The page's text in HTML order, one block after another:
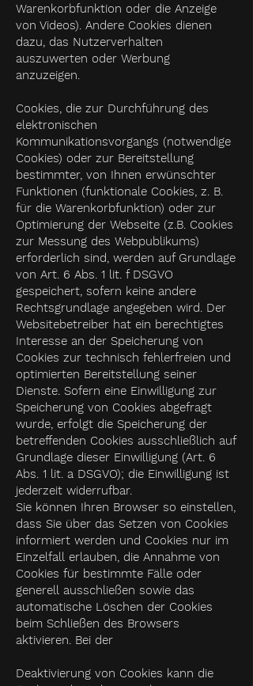
Warenkorbfunktion oder die Anzeige
von Videos). Andere Cookies dienen
dazu, das Nutzerverhalten
auszuwerten oder Werbung
anzuzeigen.
Cookies, die zur Durchführung des
elektronischen
Kommunikationsvorgangs (notwendige
Cookies) oder zur Bereitstellung
bestimmter, von Ihnen erwünschter
Funktionen (funktionale Cookies, z. B.
für die Warenkorbfunktion) oder zur
Optimierung der Webseite (z.B. Cookies
zur Messung des Webpublikums)
erforderlich sind, werden auf Grundlage
von Art. 6 Abs. 1 lit. f DSGVO
gespeichert, sofern keine andere
Rechtsgrundlage angegeben wird. Der
Websitebetreiber hat ein berechtigtes
Interesse an der Speicherung von
Cookies zur technisch fehlerfreien und
optimierten Bereitstellung seiner
Dienste. Sofern eine Einwilligung zur
Speicherung von Cookies abgefragt
wurde, erfolgt die Speicherung der
betreffenden Cookies ausschließlich auf
Grundlage dieser Einwilligung (Art. 6
Abs. 1 lit. a DSGVO); die Einwilligung ist
jederzeit widerrufbar.
Sie können Ihren Browser so einstellen,
dass Sie über das Setzen von Cookies
informiert werden und Cookies nur im
Einzelfall erlauben, die Annahme von
Cookies für bestimmte Fälle oder
generell ausschließen sowie das
automatische Löschen der Cookies
beim Schließen des Browsers
aktivieren. Bei der
Deaktivierung von Cookies kann die